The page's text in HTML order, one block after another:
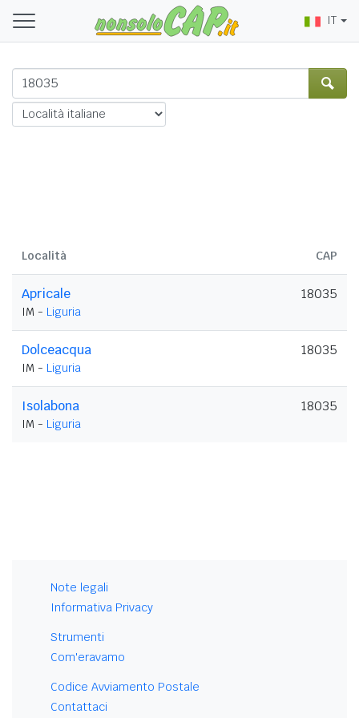
IT
Località CAP
Apricale
IM - Liguria
18035
Dolceacqua
IM - Liguria
18035
Isolabona
IM - Liguria
18035
Note legali
Informativa Privacy
Strumenti
Com'eravamo
Codice Avviamento Postale
Contattaci